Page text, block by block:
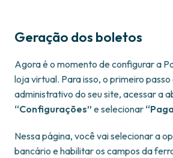
Geração dos boletos
Agora é o momento de configurar a
loja virtual. Para isso, o primeiro
administrativo do seu site, acessar a
“Configurações” e selecionar
Nessa página, você vai selecionar a
bancário e habilitar os campos da